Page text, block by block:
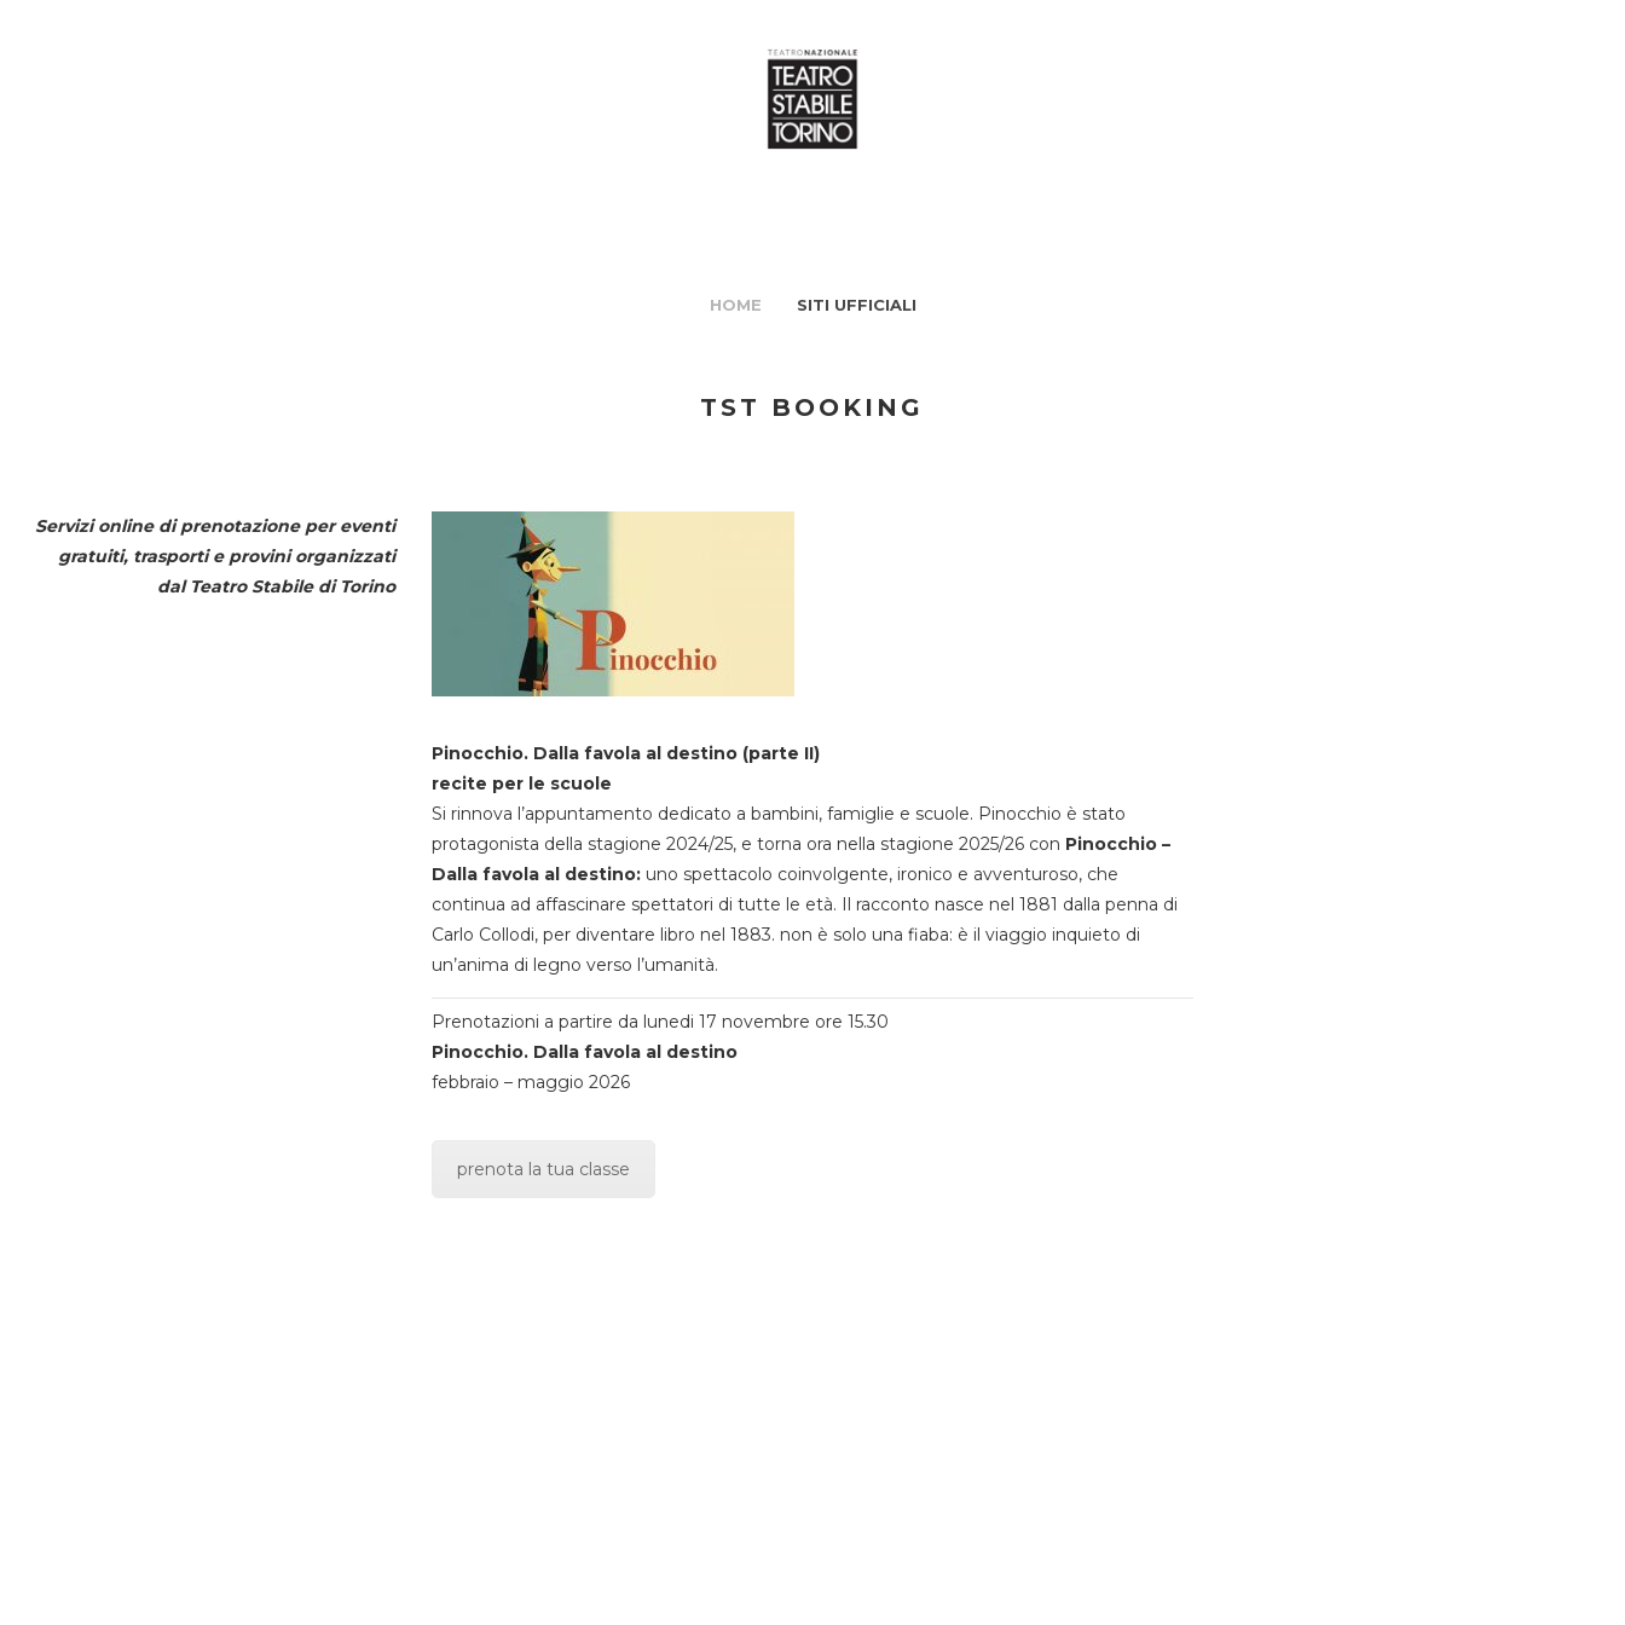
HOME SITI UFFICIALI
TST BOOKING
Servizi online di prenotazione per eventi
gratuiti, trasporti e provini organizzati
dal Teatro Stabile di Torino
Pinocchio. Dalla favola al destino (parte II)
recite per le scuole
Si rinnova l’appuntamento dedicato a bambini, famiglie e scuole. Pinocchio è stato
protagonista della stagione 2024/25, e torna ora nella stagione 2025/26 con Pinocchio –
Dalla favola al destino:uno spettacolo coinvolgente, ironico e avventuroso, che
continua ad affascinare spettatori di tutte le età. Il racconto nasce nel 1881 dalla penna di
Carlo Collodi, per diventare libro nel 1883. non è solo una fiaba: è il viaggio inquieto di
un’anima di legno verso l’umanità.
Prenotazioni a partire da lunedi 17 novembre ore 15.30
Pinocchio. Dalla favola al destino
febbraio – maggio 2026
prenota la tua classe